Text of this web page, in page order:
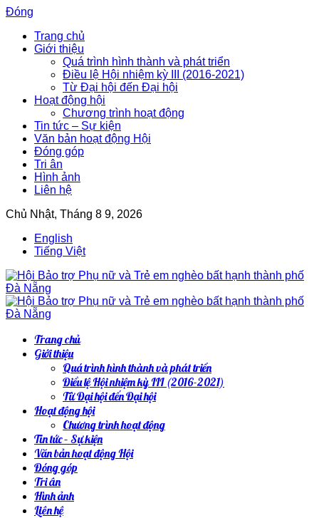
Đóng
Trang chủ
Giới thiệu
Quá trình hình thành và phát triển
Điều lệ Hội nhiệm kỳ III (2016-2021)
Từ Đại hội đến Đại hội
Hoạt động hội
Chương trình hoạt động
Tin tức – Sự kiện
Văn bản hoạt động Hội
Đóng góp
Tri ân
Hình ảnh
Liên hệ
Chủ Nhật, Tháng 8 9, 2026
English
Tiếng Việt
Trang chủ
Giới thiệu
Quá trình hình thành và phát triển
Điều lệ Hội nhiệm kỳ III (2016-2021)
Từ Đại hội đến Đại hội
Hoạt động hội
Chương trình hoạt động
Tin tức – Sự kiện
Văn bản hoạt động Hội
Đóng góp
Tri ân
Hình ảnh
Liên hệ